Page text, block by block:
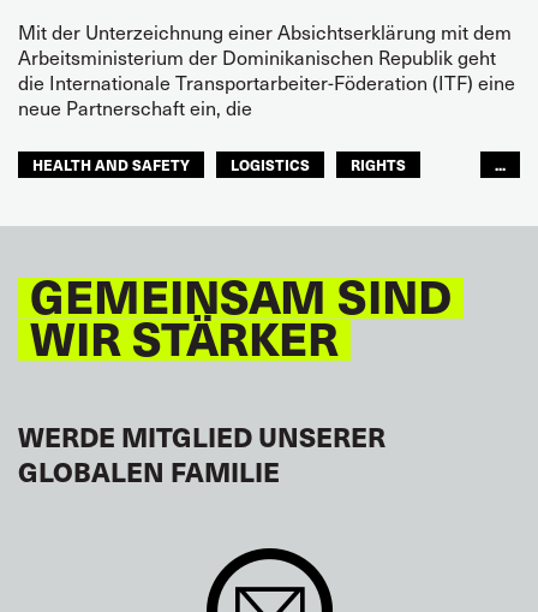
Mit der Unterzeichnung einer Absichtserklärung mit dem
Arbeitsministerium der Dominikanischen Republik geht
die Internationale Transportarbeiter-Föderation (ITF) eine
neue Partnerschaft ein, die
HEALTH AND SAFETY LOGISTICS
RIGHTS
...
GEMEINSAM SIND
WIR STÄRKER
WERDE MITGLIED UNSERER
GLOBALEN FAMILIE